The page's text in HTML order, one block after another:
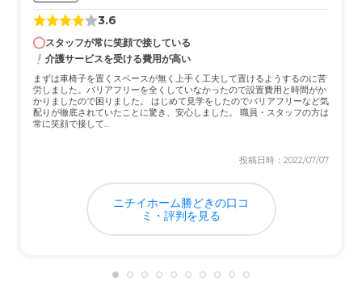
3.6
スタッフが常に笑顔で接している
介護サービスを受ける費用が高い
まずは車椅子を置くスペースが無く上手く工夫して置けるようするのに苦
労しました。バリアフリーを全くしていなかったので設置費用と時間がか
かりましたので困りました。 はじめて見学をしたのでバリアフリーなど気
配りが徹底されていたことに驚き、安心しました。 職員・スタッフの方は
常に笑顔で接して...
投稿日時：2022/07/07
ニチイホーム勝どきの口コ
ミ・評判を見る